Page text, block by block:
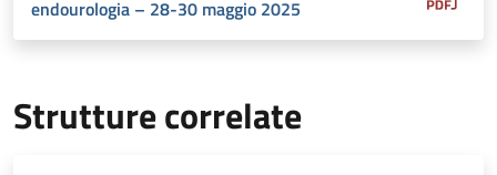
endourologia – 28-30 maggio 2025
Strutture correlate